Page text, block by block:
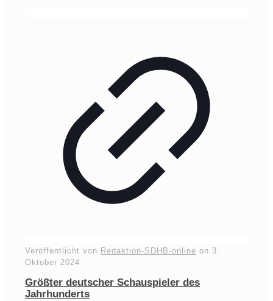
Veröffentlicht von Redaktion-SDHB-online on 3.
Oktober 2024
Größter deutscher Schauspieler des
Jahrhunderts